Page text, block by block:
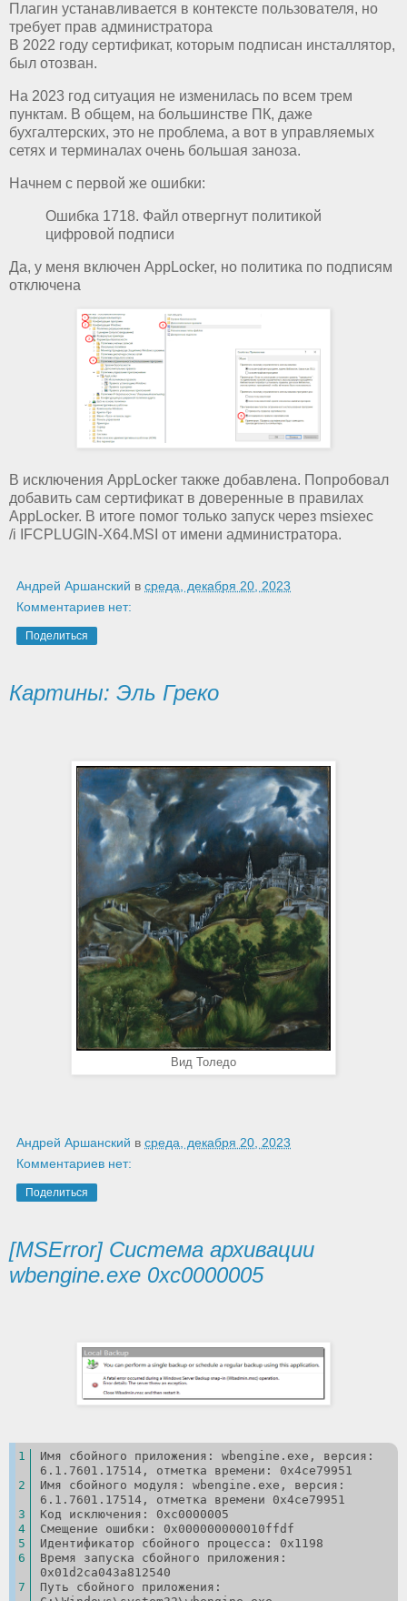
Плагин устанавливается в контексте пользователя, но
требует прав администратора
В 2022 году сертификат, которым подписан инсталлятор,
был отозван.
На 2023 год ситуация не изменилась по всем трем
пунктам. В общем, на большинстве ПК, даже
бухгалтерских, это не проблема, а вот в управляемых
сетях и терминалах очень большая заноза.
Начнем с первой же ошибки:
Ошибка 1718. Файл отвергнут политикой
цифровой подписи
Да, у меня включен AppLocker, но политика по подписям
отключена
В исключения AppLocker также добавлена. Попробовал
добавить сам сертификат в доверенные в правилах
AppLocker. В итоге помог только запуск через msiexec
/i IFCPLUGIN-X64.MSI от имени администратора.
Андрей Аршанский в среда, декабря 20, 2023
Комментариев нет:
Поделиться
Картины: Эль Греко
Вид Толедо
Андрей Аршанский в среда, декабря 20, 2023
Комментариев нет:
Поделиться
[MSError] Система архивации
wbengine.exe 0xc0000005
Имя сбойного приложения: wbengine.exe, версия:
6.1.7601.17514, отметка времени: 0x4ce79951
Имя сбойного модуля: wbengine.exe, версия:
6.1.7601.17514, отметка времени 0x4ce79951
Код исключения: 0xc0000005
Смещение ошибки: 0x000000000010ffdf
Идентификатор сбойного процесса: 0x1198
Время запуска сбойного приложения:
0x01d2ca043a812540
Путь сбойного приложения: